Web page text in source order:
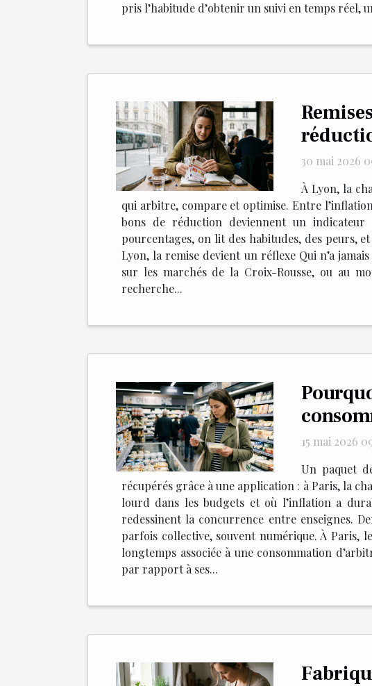
pris l’habitude d’obtenir un suivi en temps réel,
30 mai 2026
À Lyon, la
qui arbitre, compare et optimise. Entre
bons de réduction deviennent un
pourcentages, on lit des habitudes, des peurs,
Lyon, la remise devient un réflexe Qui n’a
sur les marchés de la Croix-Rousse, ou au
recherche...
15 mai 2026
Un paquet
récupérés grâce à une application : à Paris, la
lourd dans les budgets et où l’inflation a
redessinent la concurrence entre enseignes.
parfois collective, souvent numérique. À
longtemps associée à une consommation
par rapport à ses...